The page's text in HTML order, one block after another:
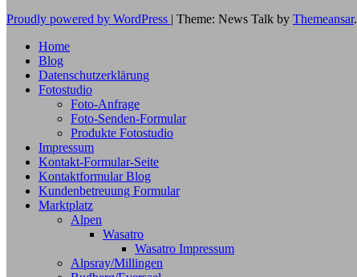
Proudly powered by WordPress | Theme: News Talk by Themeansar.
Home
Blog
Datenschutzerklärung
Fotostudio
Foto-Anfrage
Foto-Senden-Formular
Produkte Fotostudio
Impressum
Kontakt-Formular-Seite
Kontaktformular Blog
Kundenbetreuung Formular
Marktplatz
Alpen
Wasatro
Wasatro Impressum
Alpsray/Millingen